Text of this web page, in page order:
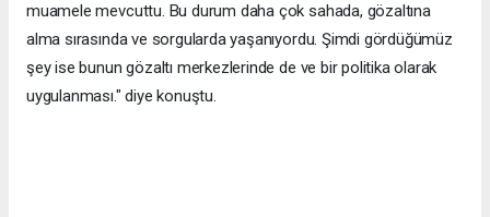
muamele mevcuttu. Bu durum daha çok sahada, gözaltına
alma sırasında ve sorgularda yaşanıyordu. Şimdi gördüğümüz
şey ise bunun gözaltı merkezlerinde de ve bir politika olarak
uygulanması." diye konuştu.